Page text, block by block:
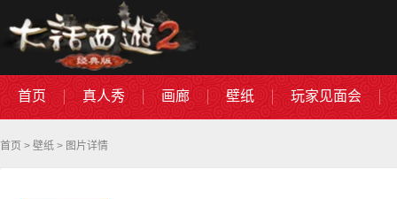
首页 真人秀 画廊 壁纸 玩家见面会
首页 > 壁纸 > 图片详情